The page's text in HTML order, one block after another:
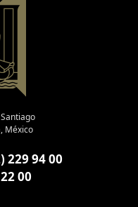
México
229 94 00
00